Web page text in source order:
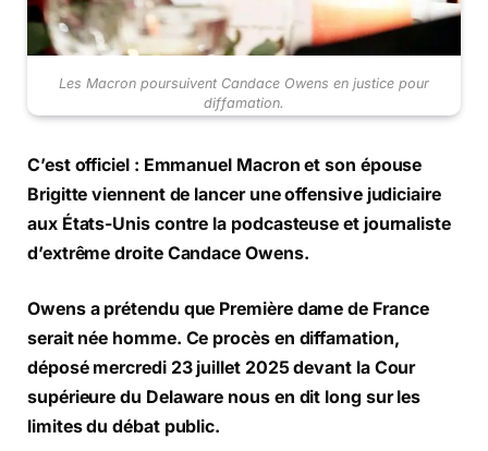
Les Macron poursuivent Candace Owens en justice pour
diffamation.
C’est officiel : Emmanuel Macron et son épouse
Brigitte viennent de lancer une offensive judiciaire
aux États-Unis contre la podcasteuse et journaliste
d’extrême droite Candace Owens.
Owens a prétendu que Première dame de France
serait née homme. Ce procès en diffamation,
déposé mercredi 23 juillet 2025 devant la Cour
supérieure du Delaware nous en dit long sur les
limites du débat public.